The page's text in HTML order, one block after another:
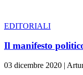
EDITORIALI
Il manifesto
03 dicembre 2020 |